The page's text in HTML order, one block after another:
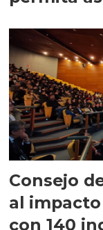
Consejo
al
con 140